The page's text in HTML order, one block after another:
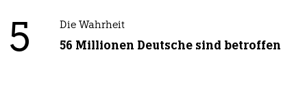
5 Die Wahrheit
56 Millionen Deutsche sind betroffen